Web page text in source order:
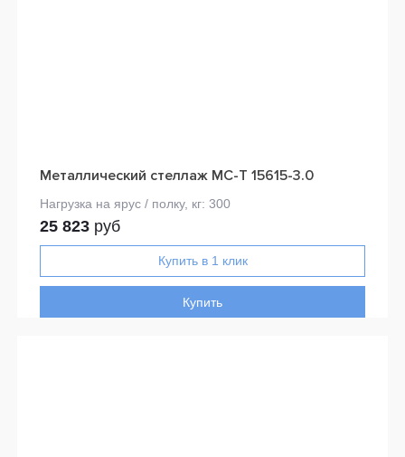
Металлический стеллаж МС-Т 15615-3.0
25 823 руб
Купить